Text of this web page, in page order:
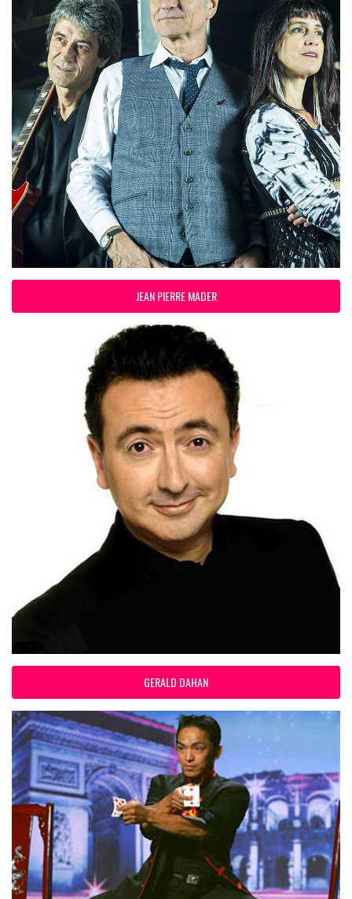
JEAN PIERRE MADER
GERALD DAHAN